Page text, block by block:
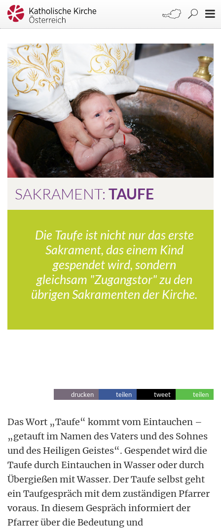
SAKRAMENT: TAUFE
Die Taufe ist nicht nur das erste
Sakrament, das einem Kind
gespendet wird, sondern
gleichsam "Zugangstor" zu den
übrigen Sakramenten der Kirche.
drucken teilen tweet teilen
Das Wort „Taufe“ kommt vom Eintauchen –
„getauft im Namen des Vaters und des Sohnes
und des Heiligen Geistes“. Gespendet wird die
Taufe durch Eintauchen in Wasser oder durch
Übergießen mit Wasser. Der Taufe selbst geht
ein Taufgespräch mit dem zuständigen Pfarrer
voraus. In diesem Gespräch informiert der
Pfarrer über die Bedeutung und